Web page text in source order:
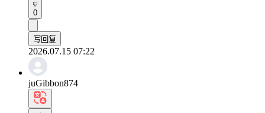
0
写回复
2026.07.15 07:22
juGibbon874